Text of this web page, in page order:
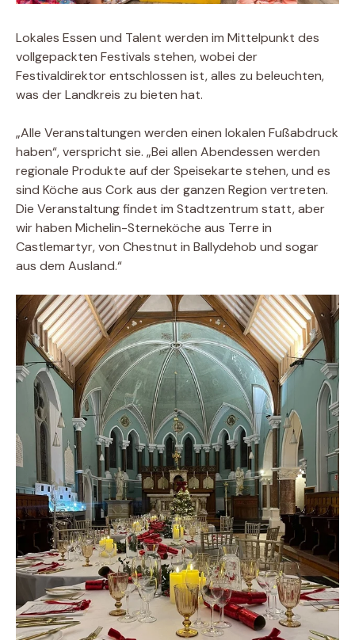
Lokales Essen und Talent werden im Mittelpunkt des
vollgepackten Festivals stehen, wobei der
Festivaldirektor entschlossen ist, alles zu beleuchten,
was der Landkreis zu bieten hat.
„Alle Veranstaltungen werden einen lokalen Fußabdruck
haben“, verspricht sie. „Bei allen Abendessen werden
regionale Produkte auf der Speisekarte stehen, und es
sind Köche aus Cork aus der ganzen Region vertreten.
Die Veranstaltung findet im Stadtzentrum statt, aber
wir haben Michelin-Sterneköche aus Terre in
Castlemartyr, von Chestnut in Ballydehob und sogar
aus dem Ausland.“